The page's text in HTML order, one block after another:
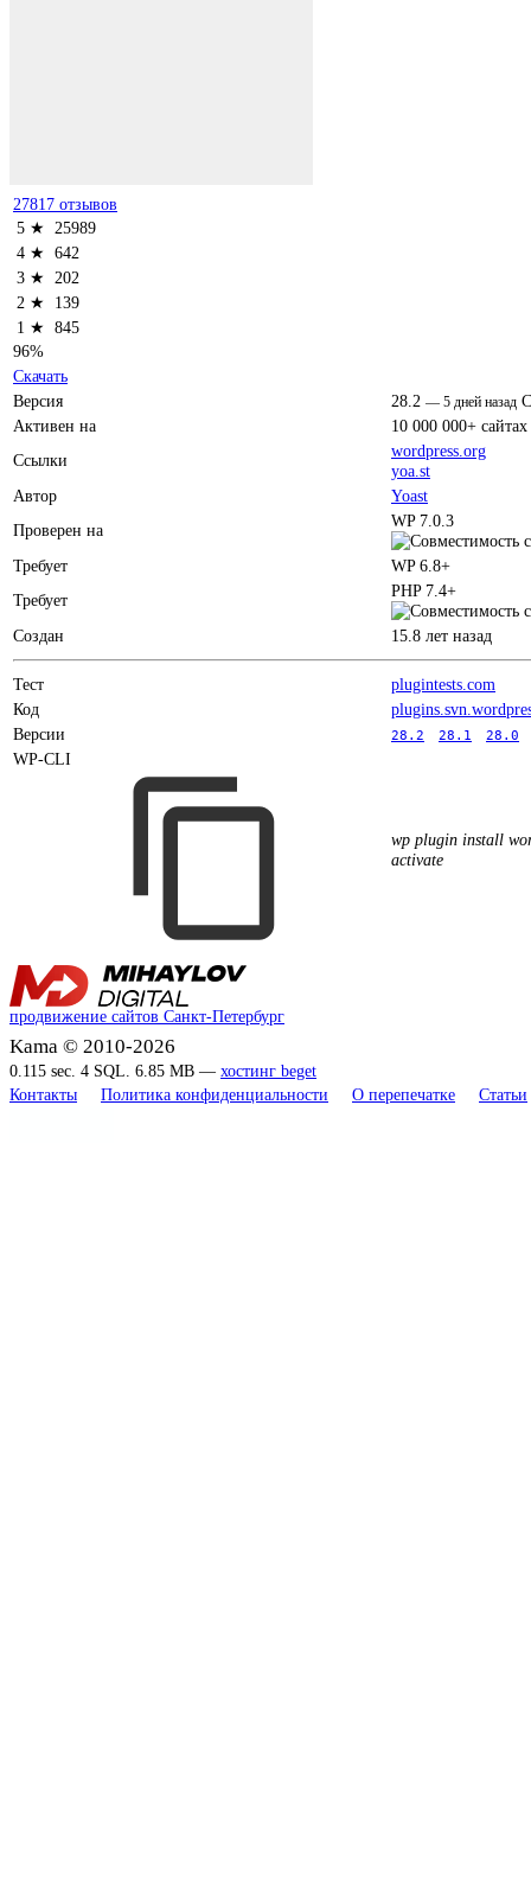
27817 отзывов
5 ★ 25989
4 ★ 642
3 ★ 202
2 ★
139
1 ★ 845
96%
Скачать
Версия
28.2 — 5 дней назад
Активен на
10 000 000+ сайтах
Ссылки
wordpress.org
yoa.st
Автор
Yoast
Проверен на
WP 7.0.3
Требует
WP 6.8+
Требует
PHP 7.4+
Создан 15.8 лет назад
Тест
plugintests.com
Код
Версии
28.2 28.1 28.0
WP-CLI
wp plugin install
activate
продвижение сайтов Санкт-Петербург
Kama © 2010-2026
0.115 sec. 4 SQL. 6.85 MB — хостинг beget
Контакты
Политика конфиденциальности О перепечатке Статьи